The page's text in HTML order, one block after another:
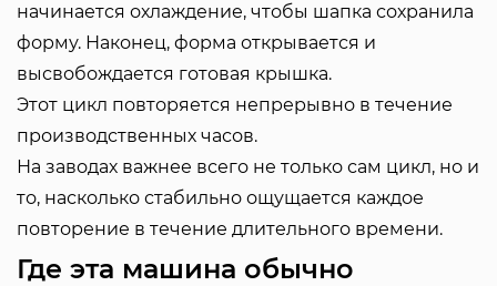
начинается охлаждение, чтобы шапка сохранила
форму. Наконец, форма открывается и
высвобождается готовая крышка.
Этот цикл повторяется непрерывно в течение
производственных часов.
На заводах важнее всего не только сам цикл, но и
то, насколько стабильно ощущается каждое
повторение в течение длительного времени.
Где эта машина обычно